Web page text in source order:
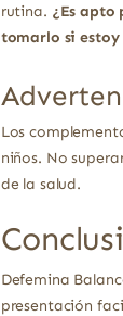
rutina. ¿Es apto
tomarlo si
Los
niños. No
de la salud.
Defemina
presentación